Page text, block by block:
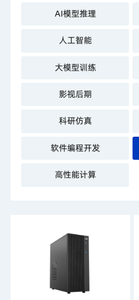
AI模型推理
人工智能
大模型训练
影视后期
科研仿真
软件编程开发
高性能计算